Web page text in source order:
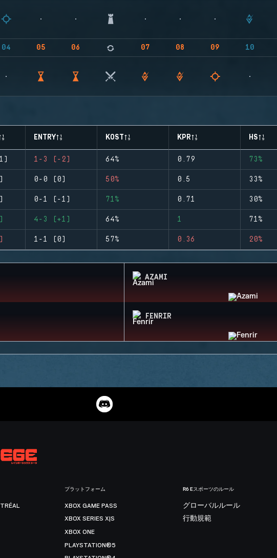
04 05 06 07 08 09 10
ENTRY KOST KPR HS
1-3 (-2) 64% 0.79 73%
0-0 (0) 50% 0.5 33%
0-1 (-1) 71% 0.71 30%
4-3 (+1) 64% 1 71%
1-1 (0) 57% 0.36 20%
AZAMI
FENRIR
プラットフォーム
XBOX GAME PASS
XBOX SERIES X|S
XBOX ONE
PLAYSTATION®5
R6 Eスポーツのルール
グローバルルール
行動規範